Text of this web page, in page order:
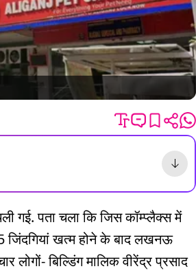
गई. पता चला कि जिस कॉम्प्लैक्स में
जिंदगियां खत्म होने के बाद लखनऊ
बिल्डिंग मालिक वीरेंद्र प्रसाद